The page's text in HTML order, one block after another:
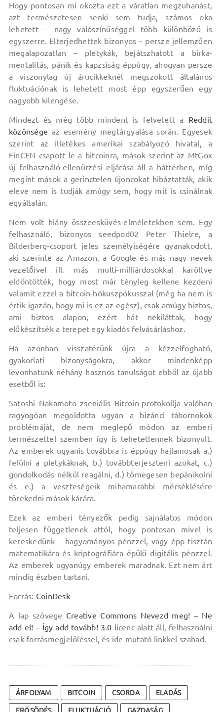
Hogy pontosan mi okozta ezt a váratlan megzuhanást,
azt természetesen senki sem tudja, számos oka
lehetett – nagy valószínűséggel több különböző is
egyszerre. Elterjedhettek bizonyos – persze jellemzően
megalapozatlan – pletykák, bejátszhatott a birka-
mentalitás, pánik és kapzsiság éppúgy, ahogyan persze
a viszonylag új árucikkeknél megszokott általános
fluktuációnak is lehetett most épp egyszerűen egy
nagyobb kilengése.
Mindezt és még több mindent is felvetett a Reddit
közönsége az esemény megtárgyalása során. Egyesek
szerint az illetékes amerikai szabályozó hivatal, a
FinCEN csapott le a bitcoinra, mások szerint az MtGox
új felhasználó-ellenőrzési eljárása áll a háttérben, míg
megint mások a gerinctelen újoncokat hibáztatták, akik
eleve nem is tudják amúgy sem, hogy mit is csinálnak
egyáltalán.
Nem volt hiány összeesküvés-elméletekben sem. Egy
felhasználó, bizonyos seedpod02 Peter Thielre, a
Bilderberg-csoport jeles személyiségére gyanakodott,
aki szerinte az Amazon, a Google és más nagy nevek
vezetőivel ill. más multi-milliárdosokkal karöltve
eldöntötték, hogy most már tényleg kellene kezdeni
valamit ezzel a bitcoin-hókuszpókusszal (még ha nem is
értik igazán, hogy mi is ez az egész), csak amúgy biztos,
ami biztos alapon, ezért hát nekiláttak, hogy
előkészítsék a terepet egy kiadós felvásárláshoz.
Ha azonban visszatérünk újra a kézzelfogható,
gyakorlati bizonyságokra, akkor mindenképp
levonhatunk néhány hasznos tanulságot ebből az újabb
esetből is:
Satoshi Nakamoto zseniális Bitcoin-protokollja valóban
ragyogóan megoldotta ugyan a bizánci tábornokok
problémáját, de nem meglepő módon az emberi
természettel szemben így is tehetetlennek bizonyult.
Az emberek ugyanis továbbra is éppúgy hajlamosak a.)
felülni a pletykáknak, b.) továbbterjeszteni azokat, c.)
gondolkodás nélkül reagálni, d.) tömegesen bepánikolni
és e.) a veszteségeik mihamarabbi mérséklésére
törekedni mások kárára.
Ezek az emberi tényezők pedig sajnálatos módon
teljesen függetlenek attól, hogy pontosan mivel is
kereskedünk – hagyományos pénzzel, vagy épp tisztán
matematikára és kriptográfiára épülő digitális pénzzel.
Az emberek ugyanúgy emberek maradnak. Ezt nem árt
mindig észben tartani.
Forrás: CoinDesk
A lap szövege Creative Commons Nevezd meg! – Ne
add el! – Így add tovább! 3.0 licenc alatt áll, felhasználni
csak forrásmegjelöléssel, és ide mutató linkkel szabad.
ÁRFOLYAM BITCOIN CSORDA ELADÁS
ERŐSÖDÉS FLUKTUÁCIÓ GAZDASÁG